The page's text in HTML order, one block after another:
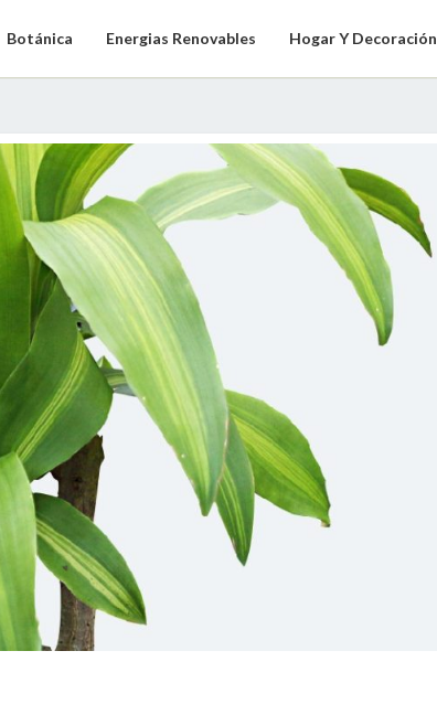
Botánica Energias Renovables Hogar Y Decoración